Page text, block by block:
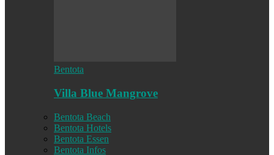
Bentota
Villa Blue Mangrove
Bentota Beach
Bentota Hotels
Bentota Essen
Bentota Infos